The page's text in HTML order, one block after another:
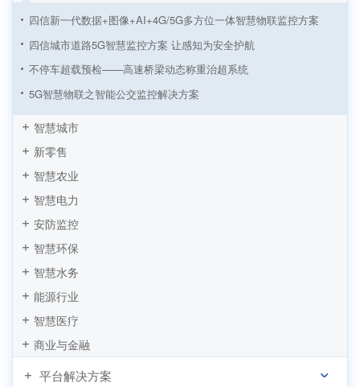
四信新一代数据+图像+AI+4G/5G多方位一体智慧物联监控方案
四信城市道路5G智慧监控方案 让感知为安全护航
不停车超载预检——⾼速桥梁动态称重治超系统
5G智慧物联之智能公交监控解决方案
四信智慧停车场解决方案，缓解城市停车“一位难求”
4G全网通RTU在桥梁安全在线监测系统的应用
四信电子警察抓拍系统应用方案
城市路灯无线通信监控系统解决方案
全网通工业路由器在交通道路违章电子抓拍系统的应用方案
智慧城市
新零售
智慧农业
智慧电力
安防监控
智慧环保
智慧水务
能源行业
智慧医疗
商业与金融
平台解决方案